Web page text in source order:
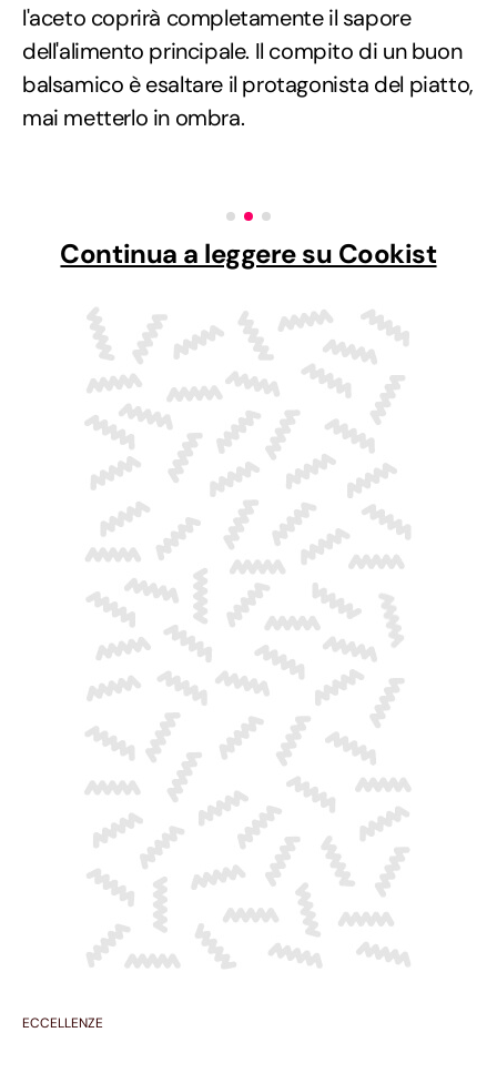
l'aceto coprirà completamente il sapore
dell'alimento principale. Il compito di un buon
balsamico è esaltare il protagonista del piatto,
mai metterlo in ombra.
Continua a leggere su Cookist
ECCELLENZE